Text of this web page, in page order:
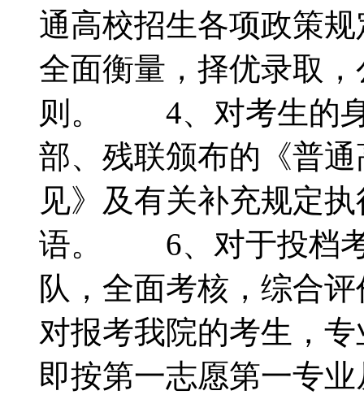
通高校招生各项政策
全面衡量，择优录取
则。 4、对考生的身
部、残联颁布的《普
见》及有关补充规定
语。 6、对于投档考
队，全面考核，综合
对报考我院的考生，
即按第一志愿第一专